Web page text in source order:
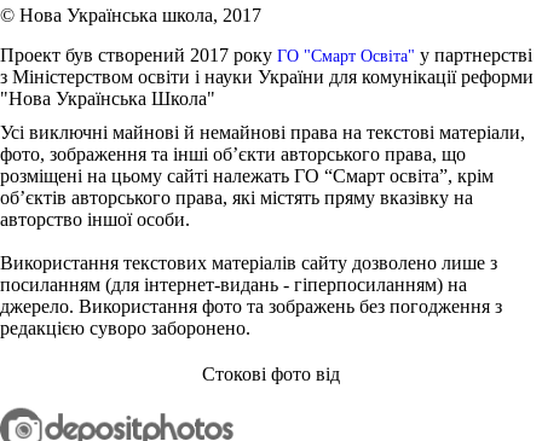
© Нова Українська школа, 2017
Проект був створений 2017 року ГО "Смарт Освіта" у партнерстві
з Міністерством освіти і науки України для комунікації реформи
"Нова Українська Школа"
Усі виключні майнові й немайнові права на текстові матеріали,
фото, зображення та інші об’єкти авторського права, що
розміщені на цьому сайті належать ГО “Смарт освіта”, крім
об’єктів авторського права, які містять пряму вказівку на
авторство іншої особи.
Використання текстових матеріалів сайту дозволено лише з
посиланням (для інтернет-видань - гіперпосиланням) на
джерело. Використання фото та зображень без погодження з
редакцією суворо заборонено.
Стокові фото від